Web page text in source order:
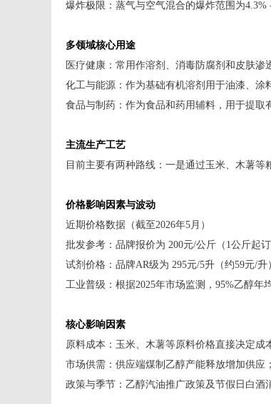
爆炸极限：蒸气与空气混合的爆炸范围为4.3%
多领域核心用途
医疗健康：常用作溶剂、消毒防腐剂和皮肤渗
化工与能源：作为基础有机溶剂用于油漆、涂
食品与制药：作为食品和药用辅料，用于提取
主流生产工艺
目前主要有两种路线：一是通过玉米、木薯等
价格影响因素与波动
近期价格数据（截至2026年5月）
批发参考：品牌报价为 200元/公斤（1公斤起
试剂价格：品牌AR级为 295元/5升（约59元/升
工业普级：根据2025年市场监测，95%乙醇年
核心影响因素
原料成本：玉米、木薯等原料价格直接决定成
市场供需：供应端煤制乙醇产能释放增加供应
政策与季节：乙醇汽油推广政策及节假日白酒